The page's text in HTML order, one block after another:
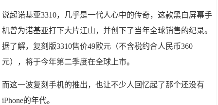
说起诺基亚3310，几乎是一代人心中的传奇，这款黑白屏幕手
机曾为诺基亚打下大片江山，并创下了当年全球销售的纪录。
据了解，复刻版3310售价49欧元（不含税约合人民币360
元），将于今年第二季度在全球上市。
而这一波复刻手机的推出，也让不少人回忆起了那个还没有
iPhone的年代。